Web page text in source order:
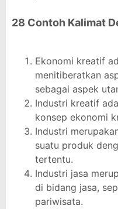
28 Contoh Kalimat
Ekonomi kreatif
menitiberatkan
sebagai aspek
Industri kreatif
konsep ekonomi
Industri
suatu produk
tertentu.
Industri jasa
di bidang jasa,
pariwisata.